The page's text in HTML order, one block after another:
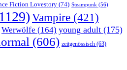
Fiction Lovestory (74) Steampunk (56)
Vampire (421)
Werwölfe (164) young adult (175)
(606) zeitgenössisch (63)